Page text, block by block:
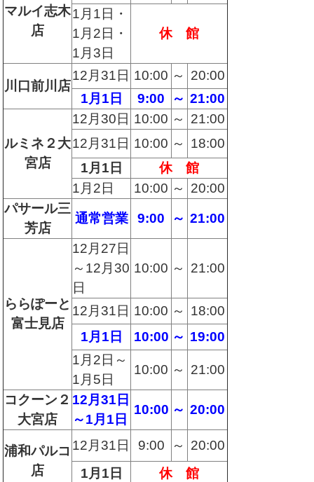
マルイ志木
店
1月1日・
1月2日・
1月3日
休 館
川口前川店
12月31日 10:00 ～
20:00
1月1日
9:00 ～ 21:00
ルミネ２大
宮店
12月30日 10:00 ～
21:00
12月31日 10:00 ～ 18:00
1月1日
休 館
1月2日
10:00 ～
20:00
パサール三
芳店
通常営業 9:00 ～ 21:00
ららぽーと
富士見店
12月27日
～12月30
日
10:00 ～ 21:00
12月31日 10:00 ～
18:00
1月1日
10:00 ～ 19:00
1月2日～
1月5日
10:00 ～ 21:00
コクーン２
大宮店
12月31日
～1月1日
10:00 ～ 20:00
浦和パルコ
店
12月31日 9:00 ～
20:00
1月1日
休 館